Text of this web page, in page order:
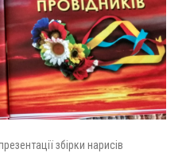
збірки нарисів